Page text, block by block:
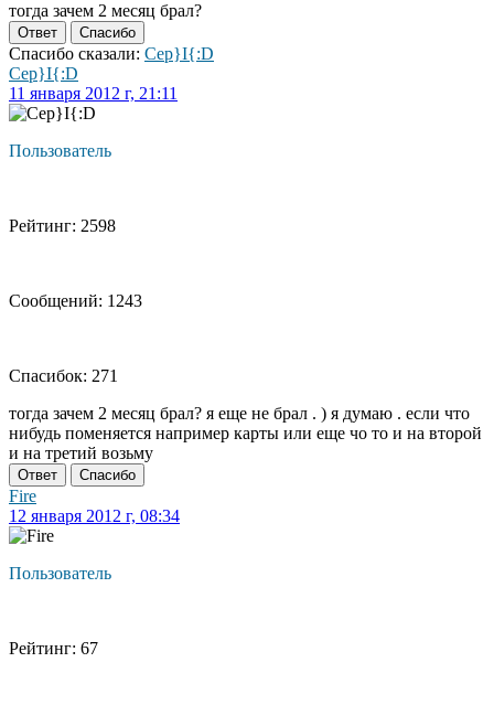
тогда зачем 2 месяц брал?
Ответ Спасибо
Спасибо сказали: Cep}I{:D
Cep}I{:D
11 января 2012 г, 21:11
Пользователь
Рейтинг: 2598
Сообщений: 1243
Спасибок: 271
тогда зачем 2 месяц брал? я еще не брал . ) я думаю . если что
нибудь поменяется например карты или еще чо то и на второй
и на третий возьму
Ответ Спасибо
Fire
12 января 2012 г, 08:34
Пользователь
Рейтинг: 67